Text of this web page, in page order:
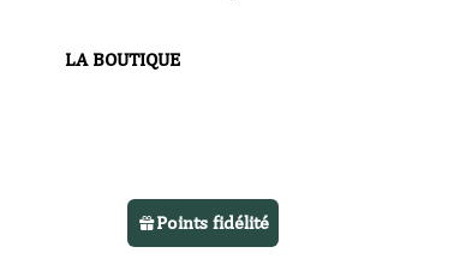
LA BOUTIQUE
de 10h à 13h
et de 14h à 22hPoints fidélité